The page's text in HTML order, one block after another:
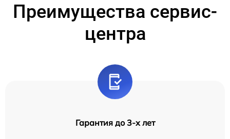
Преимущества сервис-
центра
Гарантия до 3-х лет